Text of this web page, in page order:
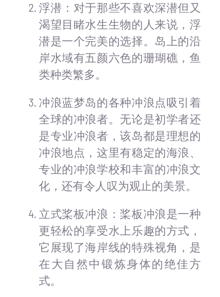
浮潜：对于那些不喜欢深潜但又
渴望目睹水生生物的人来说，浮
潜是一个完美的选择。岛上的沿
岸水域有五颜六色的珊瑚礁，鱼
类种类繁多。
冲浪蓝梦岛的各种冲浪点吸引着
全球的冲浪者。无论是初学者还
是专业冲浪者，该岛都是理想的
冲浪地点，这里有稳定的海浪、
专业的冲浪学校和丰富的冲浪文
化，还有令人叹为观止的美景。
立式桨板冲浪：桨板冲浪是一种
更轻松的享受水上乐趣的方式，
它展现了海岸线的特殊视角，是
在大自然中锻炼身体的绝佳方
式。